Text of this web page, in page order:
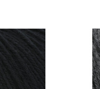
Nieuwste producten
Laagste prijs
Hoogste prijs